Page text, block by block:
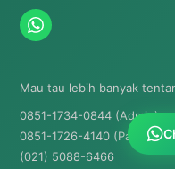
Mau tau lebih banyak
0851-1734-0844 (Admin)
0851-1726-4140
(021) 5088-6466